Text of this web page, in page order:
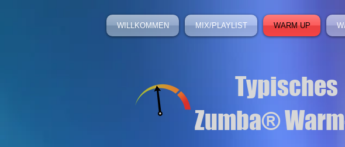
WILLKOMMEN MIX/PLAYLIST WARM UP
Typisches
Zumba®